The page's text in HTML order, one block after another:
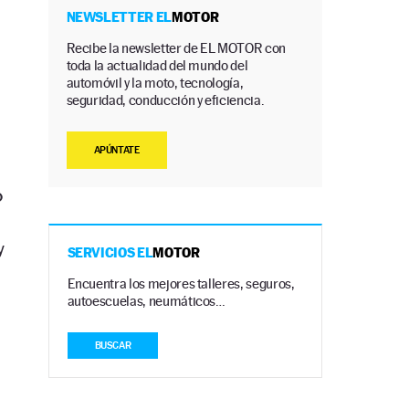
NEWSLETTER ELMOTOR
Recibe la newsletter de EL MOTOR con
toda la actualidad del mundo del
automóvil y la moto, tecnología,
seguridad, conducción y eficiencia.
APÚNTATE
SERVICIOS ELMOTOR
Encuentra los mejores talleres, seguros,
autoescuelas, neumáticos…
BUSCAR